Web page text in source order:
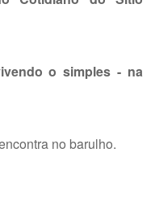
o simples - na
no barulho.